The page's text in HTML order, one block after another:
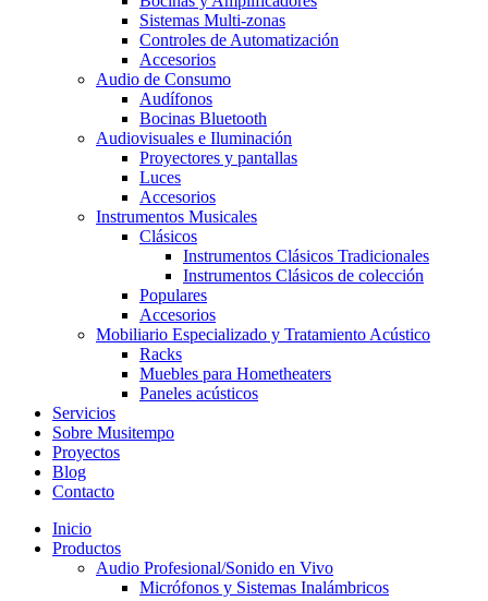
Sistemas Multi-zonas
Controles de Automatización
Accesorios
Audio de Consumo
Audífonos
Bocinas Bluetooth
Audiovisuales e Iluminación
Proyectores y pantallas
Luces
Accesorios
Instrumentos Musicales
Clásicos
Instrumentos Clásicos Tradicionales
Instrumentos Clásicos de colección
Populares
Accesorios
Mobiliario Especializado y Tratamiento Acústico
Racks
Muebles para Hometheaters
Paneles acústicos
Servicios
Sobre Musitempo
Proyectos
Blog
Contacto
Inicio
Productos
Audio Profesional/Sonido en Vivo
Micrófonos y Sistemas Inalámbricos